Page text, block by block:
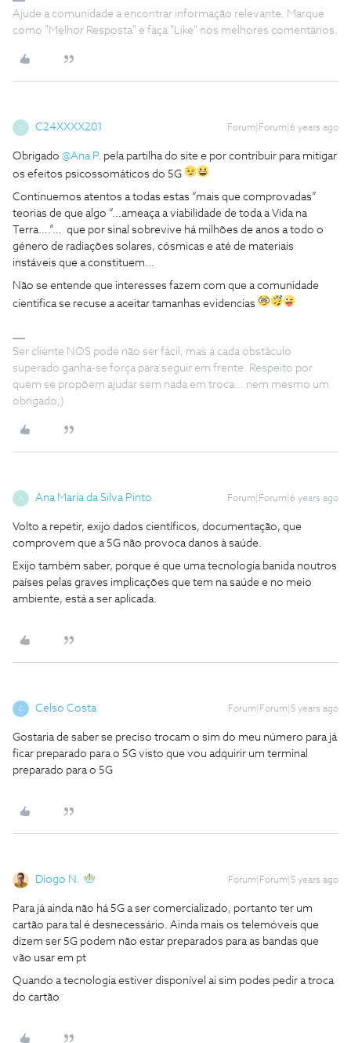
Ajude a comunidade a encontrar informação relevante. Marque
como "Melhor Resposta" e faça "Like" nos melhores comentários.
C C24XXXX201 Forum|Forum|6 years ago
Obrigado @Ana P. pela partilha do site e por contribuir para mitigar
os efeitos psicossomáticos do 5G
Continuemos atentos a todas estas “mais que comprovadas”
teorias de que algo “...ameaça a viabilidade de toda a Vida na
Terra….”… que por sinal sobrevive há milhões de anos a todo o
género de radiações solares, cósmicas e até de materiais
instáveis que a constituem...
Não se entende que interesses fazem com que a comunidade
cientifica se recuse a aceitar tamanhas evidencias
Ser cliente NOS pode não ser fácil, mas a cada obstáculo
superado ganha-se força para seguir em frente. Respeito por
quem se propõem ajudar sem nada em troca... nem mesmo um
obrigado;)
A Ana Maria da Silva Pinto Forum|Forum|6 years ago
Volto a repetir, exijo dados científicos, documentação, que
comprovem que a 5G não provoca danos à saúde.
Exijo também saber, porque é que uma tecnologia banida noutros
países pelas graves implicações que tem na saúde e no meio
ambiente, está a ser aplicada.
C Celso Costa Forum|Forum|5 years ago
Gostaria de saber se preciso trocam o sim do meu número para já
ficar preparado para o 5G visto que vou adquirir um terminal
preparado para o 5G
Diogo N. Forum|Forum|5 years ago
Para já ainda não há 5G a ser comercializado, portanto ter um
cartão para tal é desnecessário. Ainda mais os telemóveis que
dizem ser 5G podem não estar preparados para as bandas que
vão usar em pt
Quando a tecnologia estiver disponível ai sim podes pedir a troca
do cartão